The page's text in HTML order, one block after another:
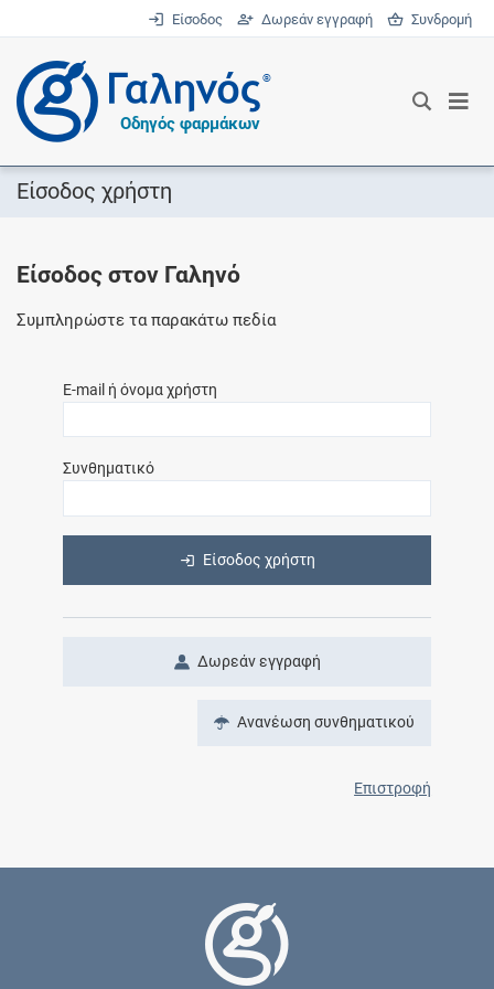
Είσοδος Δωρεάν εγγραφή Συνδρομή
®
Οδηγός φαρμάκων
Είσοδος χρήστη
Είσοδος στον Γαληνό
Συμπληρώστε τα παρακάτω πεδία
E-mail ή όνομα χρήστη
Συνθηματικό
Είσοδος χρήστη
Δωρεάν εγγραφή
Ανανέωση συνθηματικού
Επιστροφή